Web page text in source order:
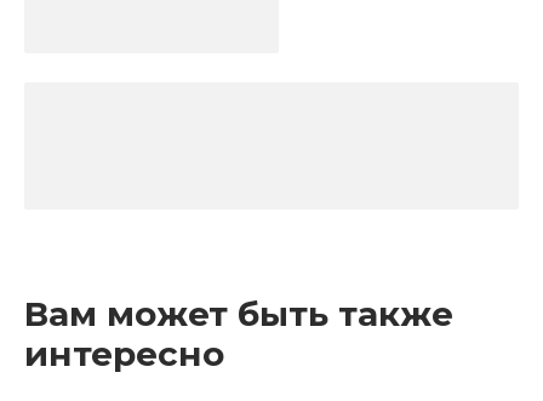
Вам может быть также
интересно